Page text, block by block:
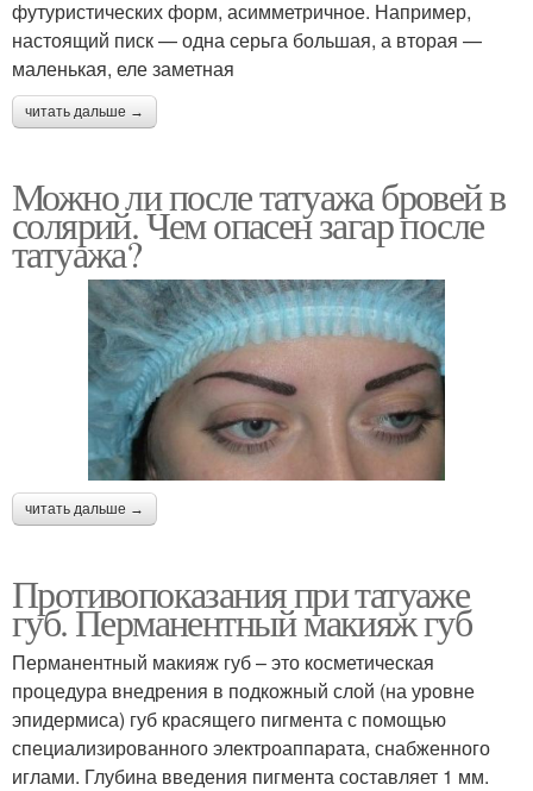
футуристических форм, асимметричное. Например,
настоящий писк — одна серьга большая, а вторая —
маленькая, еле заметная
читать дальше →
Можно ли после татуажа бровей в
солярий. Чем опасен загар после
татуажа?
читать дальше →
Противопоказания при татуаже
губ. Перманентный макияж губ
Перманентный макияж губ – это косметическая
процедура внедрения в подкожный слой (на уровне
эпидермиса) губ красящего пигмента с помощью
специализированного электроаппарата, снабженного
иглами. Глубина введения пигмента составляет 1 мм.